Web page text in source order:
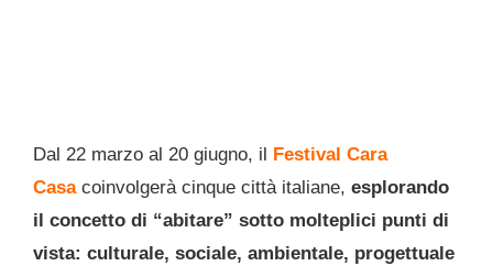
Dal 22 marzo al 20 giugno, il
Festival Cara
Casacoinvolgerà cinque città italiane, esplorando
il concetto di “abitare” sotto molteplici punti di
vista: culturale, sociale, ambientale, progettuale